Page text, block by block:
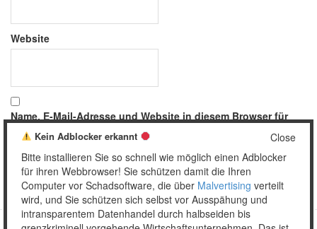
Website
Name, E-Mail-Adresse und Website in diesem Browser für
meinen nächsten Kommentar speichern.
Close
Kein Adblocker erkannt
Bitte installieren Sie so schnell wie möglich einen Adblocker
für ihren Webbrowser! Sie schützen damit die Ihren
Computer vor Schadsoftware, die über Malvertising verteilt
wird, und Sie schützen sich selbst vor Ausspähung und
intransparentem Datenhandel durch halbseiden bis